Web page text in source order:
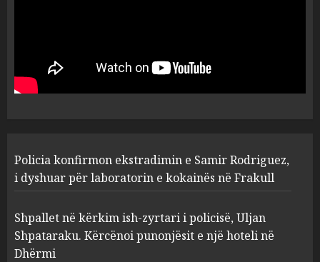
2
Kërcënoi punonjësit e një
hoteli në Dhërmi
AUGUST 7, 2026
3
Eglind Mançja punonte tek
Kredo.al, vuri në Linkedin
foto të një personi tjetër
Policia konfirmon ekstradimin e Samir Rodriguez,
i dyshuar për laboratorin e kokainës në Frakull
Shpallet në kërkim ish-zyrtari i policisë, Uljan
Shpataraku. Kërcënoi punonjësit e një hoteli në
Dhërmi